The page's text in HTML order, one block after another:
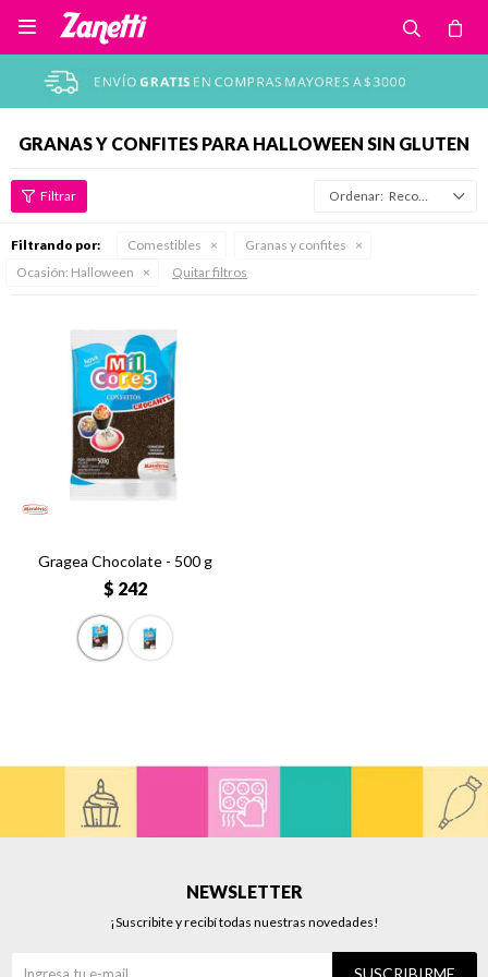

GRANAS Y CONFITES PARA HALLOWEEN SIN GLUTEN
Recomendados
Filtrando por: Comestibles
Granas y confites
Ocasión: Halloween Quitar filtros
Gragea Chocolate - 500 g
$ 242
NEWSLETTER
¡Suscribite y recibí todas nuestras novedades!
SUSCRIBIRME